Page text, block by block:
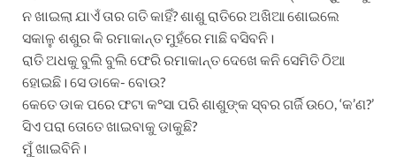
ନ ଖାଇଲା ଯାଏଁ ତାର ଗତି କାହିଁ? ଶାଶୁ ରାତିରେ ଅଖିଆ ଶୋଇଲେ
ସକାଳୁ ଶଶୁର କି ରମାକାନ୍ତ ମୁହଁରେ ମାଛି ବସିବନି।
ରାତି ଅଧକୁ ବୁଲି ବୁଲି ଫେରି ରମାକାନ୍ତ ଦେଖେ କନି ସେମିତି ଠିଆ
ହୋଇଛି। ସେ ଡାକେ- ବୋଉ?
କେତେ ଡାକ ପରେ ଫଟା କ°ସା ପରି ଶାଶୁଙ୍କ ସ୍ବର ଗର୍ଜି ଉଠେ, ‘କ’ଣ?’
ସିଏ ପରା ତୋତେ ଖାଇବାକୁ ଡାକୁଛି?
ମୁଁ ଖାଇବିନି।